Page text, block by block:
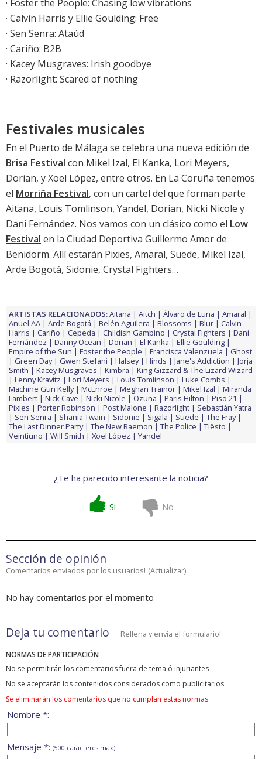
· Foster the People: Chasing low vibrations
· Calvin Harris y Ellie Goulding: Free
· Sen Senra: Ataúd
· Cariño: B2B
· Kacey Musgraves: Irish goodbye
· Razorlight: Scared of nothing
Festivales musicales
En el Puerto de Málaga se celebra una nueva edición de
Brisa Festival con Mikel Izal, El Kanka, Lori Meyers,
Dorian, y Xoel López, entre otros. En La Coruña tenemos
el Morriña Festival, con un cartel del que forman parte
Aitana, Louis Tomlinson, Yandel, Dorian, Nicki Nicole y
Dani Fernández. Nos vamos con un clásico como el Low
Festival en la Ciudad Deportiva Guillermo Amor de
Benidorm. Allí estarán Pixies, Amaral, Suede, Mikel Izal,
Arde Bogotá, Sidonie, Crystal Fighters…
ARTISTAS RELACIONADOS:Aitana Aitch Álvaro de Luna
Amaral
Anuel AA
Arde Bogotá Belén Aguilera Blossoms Blur
Calvin
Harris
Cariño Cepeda Childish Gambino Crystal Fighters
Dani
Fernández
Danny Ocean Dorian El Kanka
Ellie Goulding
Empire of the Sun
Foster the People Francisca Valenzuela
Ghost
Green Day
Gwen Stefani Halsey Hinds Jane's Addiction
Jorja
Smith
Kacey Musgraves Kimbra
King Gizzard & The Lizard Wizard
Lenny Kravitz
Lori Meyers Louis Tomlinson
Luke Combs
Machine Gun Kelly
McEnroe Meghan Trainor Mikel Izal
Miranda
Lambert
Nick Cave Nicki Nicole Ozuna Paris Hilton
Piso 21
Pixies
Porter Robinson Post Malone Razorlight
Sebastián Yatra
Sen Senra
Shania Twain Sidonie Sigala Suede
The Fray
The Last Dinner Party
The New Raemon The Police
Tiësto
Veintiuno
Will Smith Xoel López Yandel
¿Te ha parecido interesante la noticia?
Si No
Sección de opinión
Comentarios enviados por los usuarios! (Actualizar)
No hay comentarios por el momento
Deja tu comentario Rellena y envía el formulario!
NORMAS DE PARTICIPACIÓN
No se permitirán los comentarios fuera de tema ó injuriantes
No se aceptarán los contenidos considerados como publicitarios
Se eliminarán los comentarios que no cumplan estas normas
Nombre *:
Mensaje *: (500 caracteres máx)